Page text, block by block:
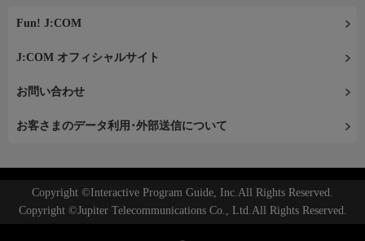
Fun! J:COM
J:COM オフィシャルサイト
お問い合わせ
お客さまのデータ利用･外部送信について
Copyright ©Interactive Program Guide, Inc.All Rights Reserved.
Copyright ©Jupiter Telecommunications Co., Ltd.All Rights Reserved.